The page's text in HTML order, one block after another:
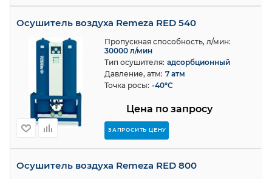
Осушитель воздуха Remeza RED 540
Цена по запросу
ЗАПРОСИТЬ ЦЕНУ
Пропускная способность, л/мин:
30000 л/мин
Тип осушителя: адсорбционный
Давление, атм: 7 атм
Точка росы: -40°C
Осушитель воздуха Remeza RED 800